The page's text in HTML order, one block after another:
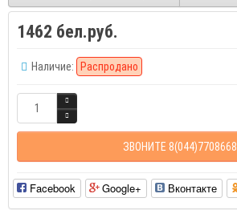
1462 бел.руб.
Наличие: Распродано
ЗВОНИТЕ 8(044)7708668
Facebook Google+ Вконтакте